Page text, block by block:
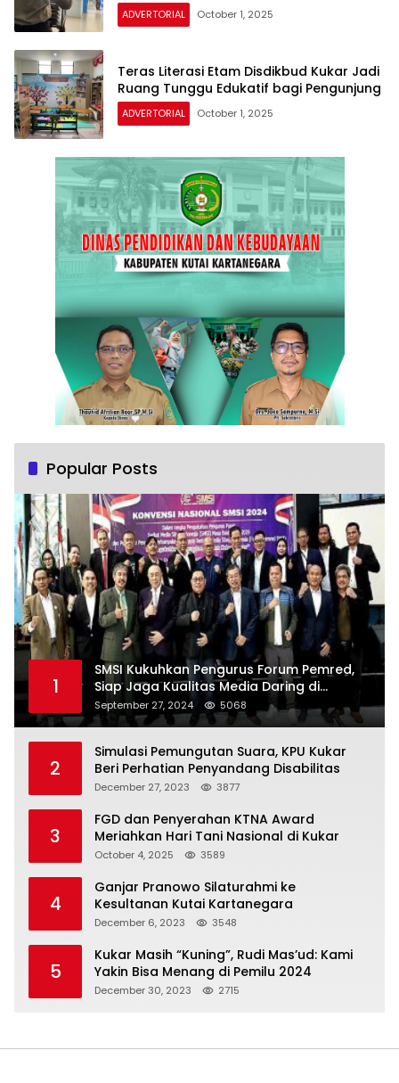
ADVERTORIAL October 1, 2025
Teras Literasi Etam Disdikbud Kukar Jadi
Ruang Tunggu Edukatif bagi Pengunjung
ADVERTORIAL October 1, 2025
Popular Posts
1
SMSI Kukuhkan Pengurus Forum Pemred,
Siap Jaga Kualitas Media Daring di
Indonesia
September 27, 2024 5068
2
Simulasi Pemungutan Suara, KPU Kukar
Beri Perhatian Penyandang Disabilitas
December 27, 2023 3877
3
FGD dan Penyerahan KTNA Award
Meriahkan Hari Tani Nasional di Kukar
October 4, 2025 3589
4
Ganjar Pranowo Silaturahmi ke
Kesultanan Kutai Kartanegara
December 6, 2023 3548
5
Kukar Masih “Kuning”, Rudi Mas’ud: Kami
Yakin Bisa Menang di Pemilu 2024
December 30, 2023 2715